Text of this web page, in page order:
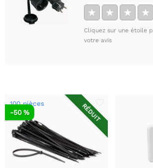
★ ★ ★ ★
Cliquez sur une étoile
votre avis
RÉDUIT
100 pièces
-50 %